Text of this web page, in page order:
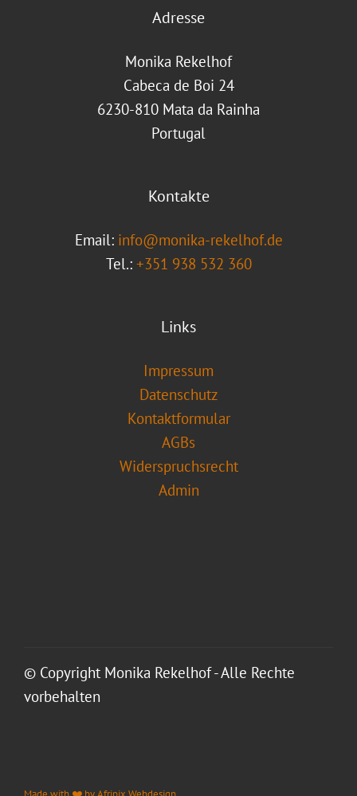
Adresse
Monika Rekelhof
Cabeca de Boi 24
6230-810 Mata da Rainha
Portugal
Kontakte
Email: info@monika-rekelhof.de
Tel.: +351 938 532 360
Links
Impressum
Datenschutz
Kontaktformular
AGBs
Widerspruchsrecht
Admin
© Copyright Monika Rekelhof - Alle Rechte
vorbehalten